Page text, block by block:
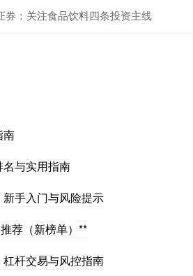
券：关注食品饮料四条投资主线
南
与实用指南
手入门与风险提示
荐（新榜单）**
杆交易与风控指南